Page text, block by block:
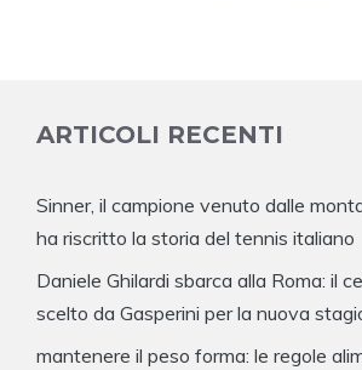
ARTICOLI RECENTI
Sinner, il campione venuto dalle
ha riscritto la storia del tennis italiano
Daniele Ghilardi sbarca alla Roma: il
scelto da Gasperini per la nuova
mantenere il peso forma: le regole